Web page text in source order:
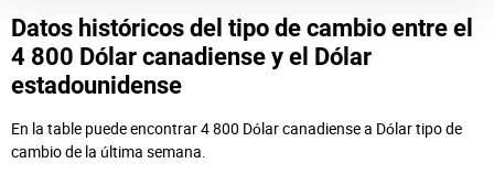
Datos históricos del tipo de cambio entre el
4 800 Dólar canadiense y el Dólar
estadounidense
En la table puede encontrar 4 800 Dólar canadiense a Dólar tipo de
cambio de la última semana.